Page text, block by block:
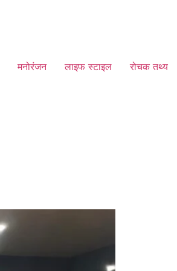
मनोरंजन लाइफ स्टाइल रोचक तथ्य